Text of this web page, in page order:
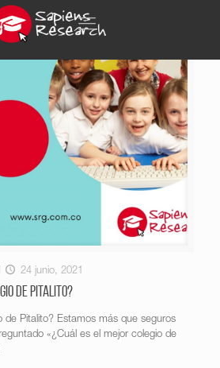
24 junio, 2021
de Pitalito?
de Pitalito? Estamos más que seguros
«¿Cuál es el mejor colegio de